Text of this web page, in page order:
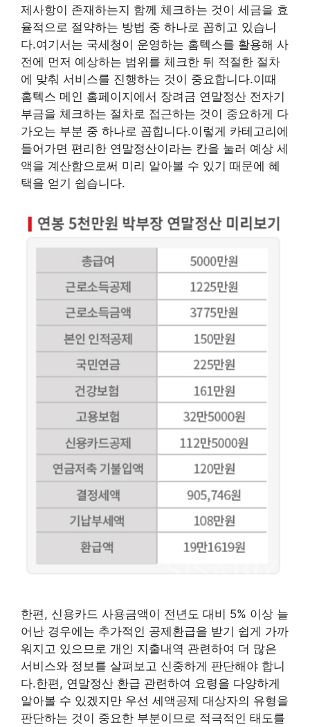
제사항이 존재하는지 함께 체크하는 것이 세금을 효
율적으로 절약하는 방법 중 하나로 꼽히고 있습니
다.여기서는 국세청이 운영하는 홈텍스를 활용해 사
전에 먼저 예상하는 범위를 체크한 뒤 적절한 절차
에 맞춰 서비스를 진행하는 것이 중요합니다.이때
홈텍스 메인 홈페이지에서 장려금 연말정산 전자기
부금을 체크하는 절차로 접근하는 것이 중요하게 다
가오는 부분 중 하나로 꼽힙니다.이렇게 카테고리에
들어가면 편리한 연말정산이라는 칸을 눌러 예상 세
액을 계산함으로써 미리 알아볼 수 있기 때문에 혜
택을 얻기 쉽습니다.
한편, 신용카드 사용금액이 전년도 대비 5% 이상 늘
어난 경우에는 추가적인 공제환급을 받기 쉽게 가까
워지고 있으므로 개인 지출내역 관련하여 더 많은
서비스와 정보를 살펴보고 신중하게 판단해야 합니
다.한편, 연말정산 환급 관련하여 요령을 다양하게
알아볼 수 있겠지만 우선 세액공제 대상자의 유형을
판단하는 것이 중요한 부분이므로 적극적인 태도를